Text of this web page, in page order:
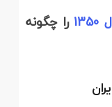
را چگونه